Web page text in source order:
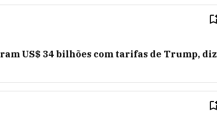
US$ 34 bilhões com tarifas de Trump, diz